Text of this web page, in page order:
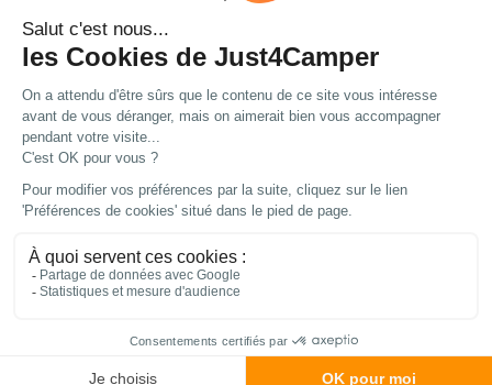
Pratique et complet, il est livré avec un
tapis de sol isolant anti-humidité et anti-
insectes pour un confort accru, ainsi
qu'un double jonc de fixation (4,5 et 7
mm sur 250 cm) compatible avec la
plupart des rails de véhicules, et peut
même être utilisé indépendamment du
véhicule avec un kit optionnel pour plus
de polyvalence.
Fiche technique